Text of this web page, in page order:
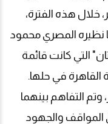
خلال هذه الفترة،
خلالها نظيره المصري محمود
التي كانت قائمة
في حلها.
وتم التفاهم بينهما
والجهود